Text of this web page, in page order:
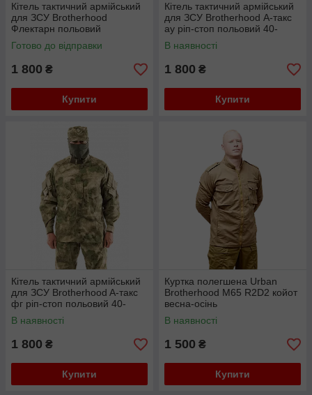
Кітель тактичний армійський
для ЗСУ Brotherhood
Флектарн польовий
Готово до відправки
1 800 ₴
Купити
Кітель тактичний армійський
для ЗСУ Brotherhood А-такс
ау ріп-стоп польовий 40-
42/158-164
В наявності
1 800 ₴
Купити
Кітель тактичний армійський
для ЗСУ Brotherhood A-такс
фг ріп-стоп польовий 40-
42/158-164
В наявності
1 800 ₴
Купити
Куртка полегшена Urban
Brotherhood М65 R2D2 койот
весна-осінь
В наявності
1 500 ₴
Купити